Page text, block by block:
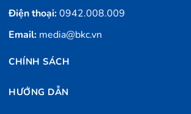
Điện thoại:0942.008.009
Email: media@bkc.vn
CHÍNH SÁCH
HƯỚNG DẪN